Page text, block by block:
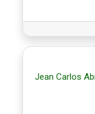
Jean Carlos